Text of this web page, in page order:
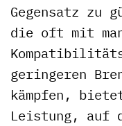
Gegensatz zu
die oft mit
geringeren
kämpfen,
Leistung, auf